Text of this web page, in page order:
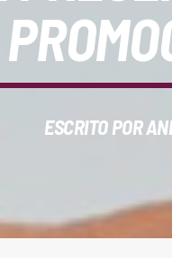
ESCRITO POR